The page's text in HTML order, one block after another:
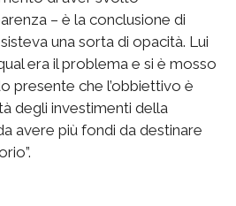
– è la conclusione di
una sorta di opacità. Lui
era il problema e si è mosso
presente che l’obbiettivo è
degli investimenti della
avere più fondi da destinare